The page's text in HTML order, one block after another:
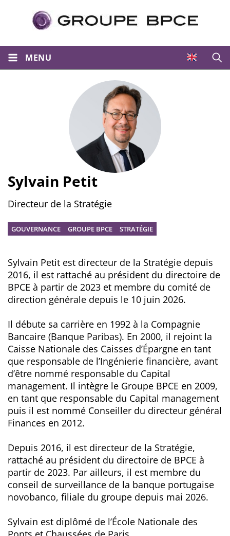
MENU
Sylvain Petit
Directeur de la Stratégie
GOUVERNANCE GROUPE BPCE STRATÉGIE
Biographie
Sylvain Petit est directeur de la Stratégie depuis
2016, il est rattaché au président du directoire de
BPCE à partir de 2023 et membre du comité de
direction générale depuis le 10 juin 2026.
Il débute sa carrière en 1992 à la Compagnie
Bancaire (Banque Paribas). En 2000, il rejoint la
Caisse Nationale des Caisses d’Épargne en tant
que responsable de l’Ingénierie financière, avant
d’être nommé responsable du Capital
management. Il intègre le Groupe BPCE en 2009,
en tant que responsable du Capital management
puis il est nommé Conseiller du directeur général
Finances en 2012.
Depuis 2016, il est directeur de la Stratégie,
rattaché au président du directoire de BPCE à
partir de 2023. Par ailleurs, il est membre du
conseil de surveillance de la banque portugaise
novobanco, filiale du groupe depuis mai 2026.
Sylvain est diplômé de l’École Nationale des